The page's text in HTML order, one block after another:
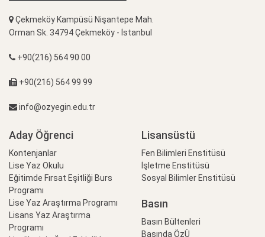
Çekmeköy Kampüsü Nişantepe Mah.
Orman Sk. 34794 Çekmeköy - İstanbul
+90(216) 564 90 00
+90(216) 564 99 99
info@ozyegin.edu.tr
Aday Öğrenci
Kontenjanlar
Lise Yaz Okulu
Eğitimde Fırsat Eşitliği Burs
Programı
Lise Yaz Araştırma Programı
Lisans Yaz Araştırma
Programı
Lisansüstü
Fen Bilimleri Enstitüsü
İşletme Enstitüsü
Sosyal Bilimler Enstitüsü
Basın
Basın Bültenleri
Basında ÖzÜ